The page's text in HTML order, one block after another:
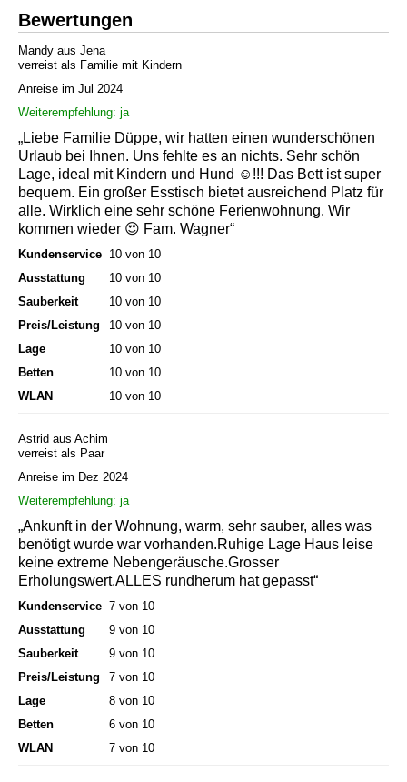
Bewertungen
Mandy aus Jena
verreist als Familie mit Kindern
Anreise im Jul 2024
Weiterempfehlung: ja
„Liebe Familie Düppe, wir hatten einen wunderschönen
Urlaub bei Ihnen. Uns fehlte es an nichts. Sehr schön
Lage, ideal mit Kindern und Hund ☺️!!! Das Bett ist super
bequem. Ein großer Esstisch bietet ausreichend Platz für
alle. Wirklich eine sehr schöne Ferienwohnung. Wir
kommen wieder 😍 Fam. Wagner“
Kundenservice 10 von 10
Ausstattung
10 von 10
Sauberkeit
10 von 10
Preis/Leistung
10 von 10
Lage
10 von 10
Betten
10 von 10
WLAN
10 von 10
Astrid aus Achim
verreist als Paar
Anreise im Dez 2024
Weiterempfehlung: ja
„Ankunft in der Wohnung, warm, sehr sauber, alles was
benötigt wurde war vorhanden.Ruhige Lage Haus leise
keine extreme Nebengeräusche.Grosser
Erholungswert.ALLES rundherum hat gepasst“
Kundenservice 7 von 10
Ausstattung
9 von 10
Sauberkeit
9 von 10
Preis/Leistung
7 von 10
Lage
8 von 10
Betten
6 von 10
WLAN
7 von 10